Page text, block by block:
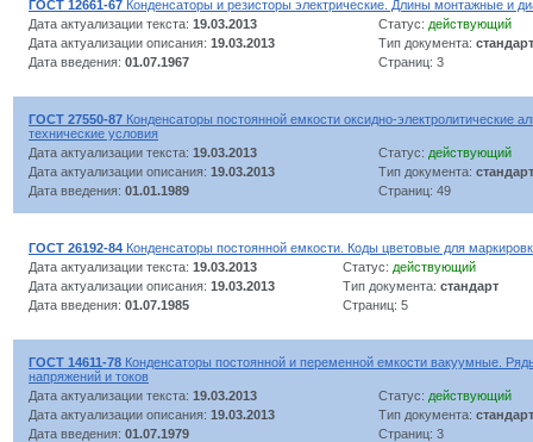
ГОСТ 12661-67 Конденсаторы и резисторы электрические. Длины монтажные и
Дата актуализации текста: 19.03.2013 Статус: действующий
Дата актуализации описания: 19.03.2013 Тип документа: стандарт
Дата введения: 01.07.1967 Страниц: 3
ГОСТ 27550-87 Конденсаторы постоянной емкости оксидно-электролитические
технические условия
Дата актуализации текста: 19.03.2013 Статус: действующий
Дата актуализации описания: 19.03.2013 Тип документа: стандарт
Дата введения: 01.01.1989 Страниц: 49
ГОСТ 26192-84 Конденсаторы постоянной емкости. Коды цветовые для
Дата актуализации текста: 19.03.2013 Статус: действующий
Дата актуализации описания: 19.03.2013 Тип документа: стандарт
Дата введения: 01.07.1985 Страниц: 5
ГОСТ 14611-78 Конденсаторы постоянной и переменной емкости вакуумные.
напряжений и токов
Дата актуализации текста: 19.03.2013 Статус: действующий
Дата актуализации описания: 19.03.2013 Тип документа: стандарт
Дата введения: 01.07.1979 Страниц: 3